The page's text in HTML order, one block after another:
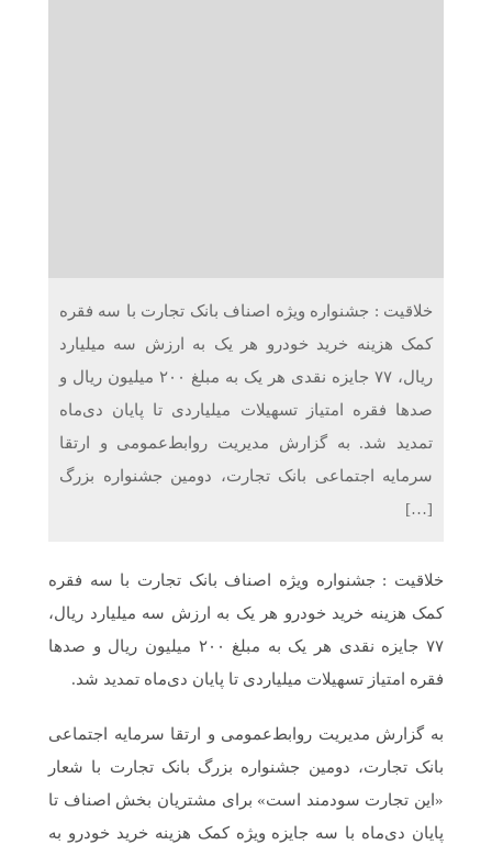
خلاقیت : جشنواره ویژه اصناف بانک تجارت با سه فقره
کمک هزینه خرید خودرو هر یک به ارزش سه میلیارد
ریال، ۷۷ جایزه نقدی هر یک به مبلغ ۲۰۰ میلیون ریال و
صدها فقره امتیاز تسهیلات میلیاردی تا پایان دی‌ماه
تمدید شد. به گزارش مدیریت روابط‌عمومی و ارتقا
سرمایه اجتماعی بانک تجارت، دومین جشنواره بزرگ
[…]
خلاقیت : جشنواره ویژه اصناف بانک تجارت با سه فقره
کمک هزینه خرید خودرو هر یک به ارزش سه میلیارد ریال،
۷۷ جایزه نقدی هر یک به مبلغ ۲۰۰ میلیون ریال و صدها
فقره امتیاز تسهیلات میلیاردی تا پایان دی‌ماه تمدید شد.
به گزارش مدیریت روابط‌عمومی و ارتقا سرمایه اجتماعی
بانک تجارت، دومین جشنواره بزرگ بانک تجارت با شعار
«این تجارت سودمند است» برای مشتریان بخش اصناف تا
پایان دی‌ماه با سه جایزه ویژه کمک هزینه خرید خودرو به